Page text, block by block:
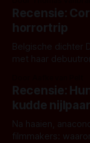
'Skeletons', een
opnames zijn
Recensie:
horrortrip
Belgische dichter
met haar
achtergrond,
iets ongrijpbaars.
waar.
Recensie:
kudde
Na haaien,
filmmakers: